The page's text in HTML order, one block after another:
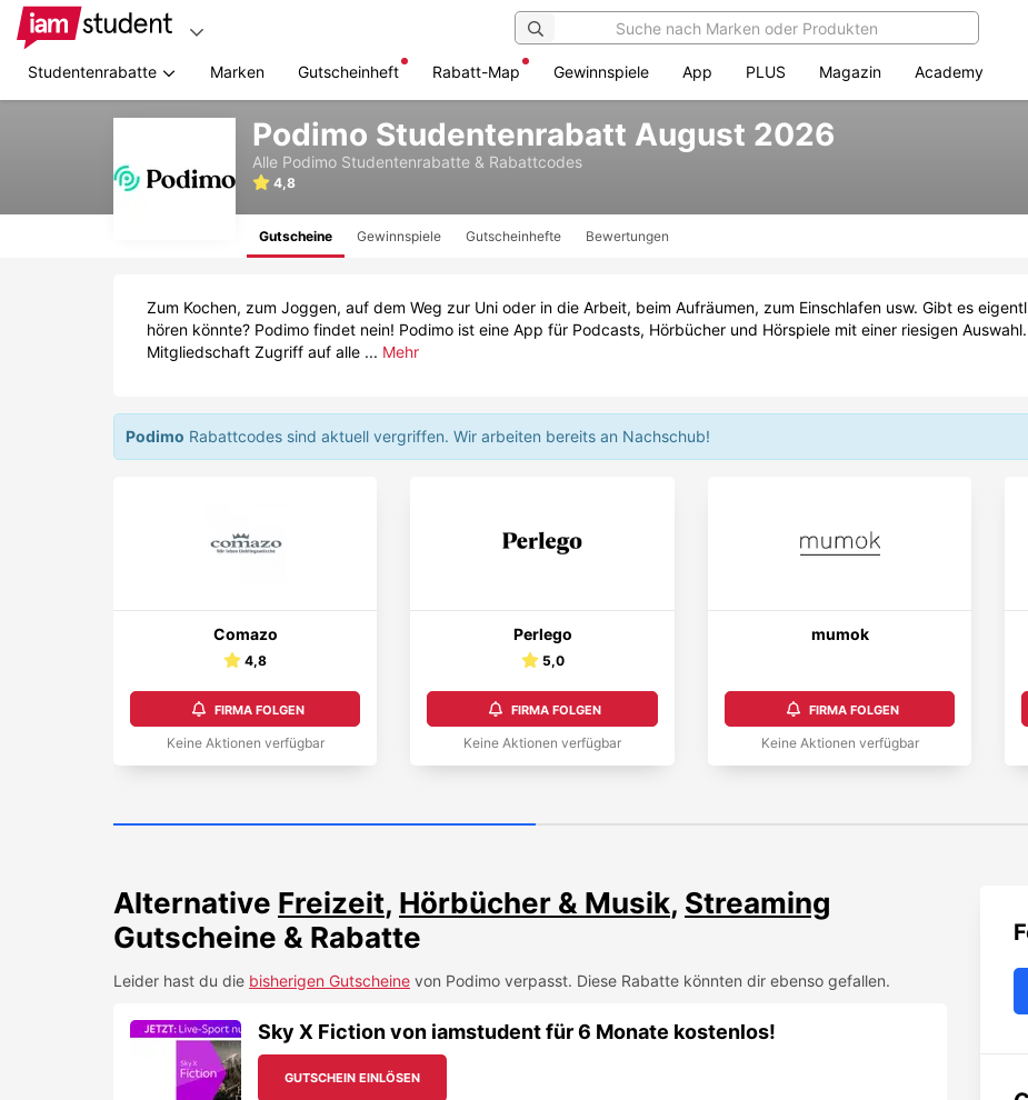
Studentenrabatte Marken Gutscheinheft Rabatt-Map Gewinnspiele App PLUS Magazin Academy
Podimo Studentenrabatt August 2026
Alle Podimo Studentenrabatte & Rabattcodes
4,8
Gutscheine Gewinnspiele Gutscheinhefte Bewertungen
Zum Kochen, zum Joggen, auf dem Weg zur Uni oder in die Arbeit, beim Aufräumen, zum Einschlafen usw. Gibt es
hören könnte? Podimo findet nein! Podimo ist eine App für Podcasts, Hörbücher und Hörspiele mit einer riesigen
Mitgliedschaft Zugriff auf alle ... Mehr
Podimo Rabattcodes sind aktuell vergriffen. Wir arbeiten bereits an Nachschub!
Comazo
4,8
FIRMA FOLGEN
Keine Aktionen verfügbar
Perlego
5,0
FIRMA FOLGEN
Keine Aktionen verfügbar
mumok
FIRMA FOLGEN
Keine Aktionen verfügbar
Alternative Freizeit, Hörbücher & Musik, Streaming
Gutscheine & Rabatte
Leider hast du die bisherigen Gutscheine von Podimo verpasst. Diese Rabatte könnten dir ebenso gefallen.
Sky X Fiction von iamstudent für 6 Monate kostenlos!
GUTSCHEIN EINLÖSEN